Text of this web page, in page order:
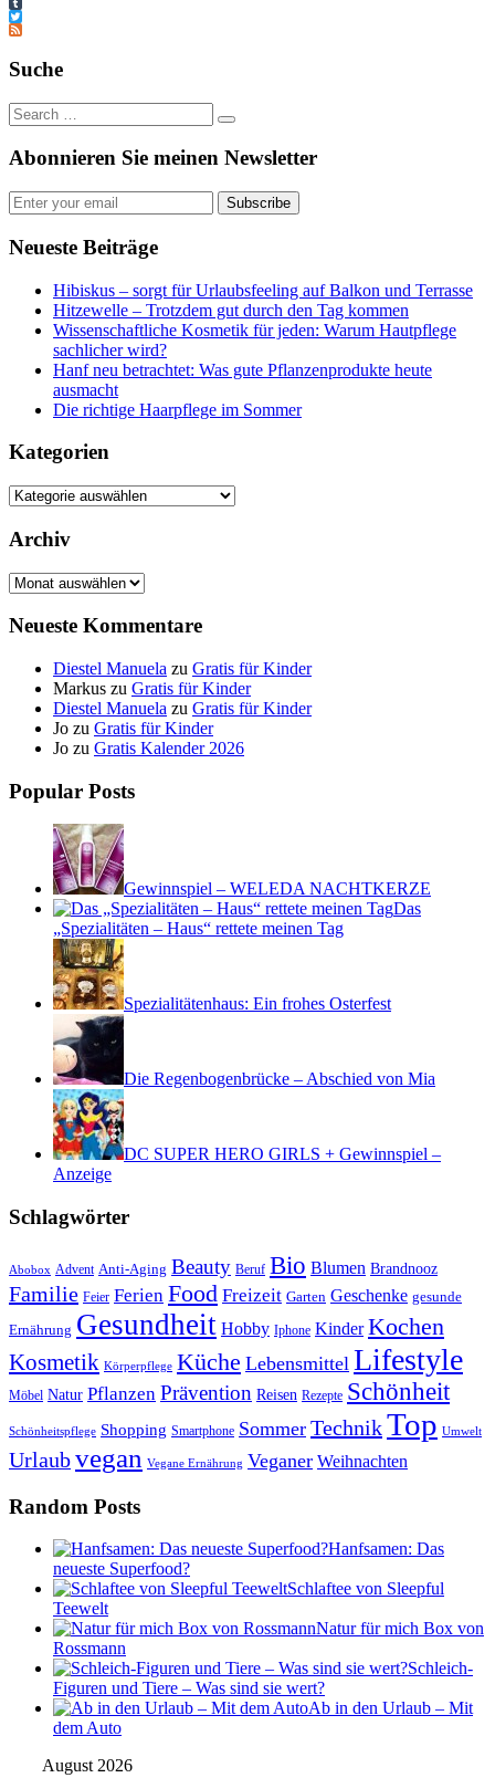
Tumblr
Twitter
Feed
Suche
Abonnieren Sie meinen Newsletter
Subscribe
Neueste Beiträge
Hibiskus – sorgt für Urlaubsfeeling auf Balkon und Terrasse
Hitzewelle – Trotzdem gut durch den Tag kommen
Wissenschaftliche Kosmetik für jeden: Warum Hautpflege
sachlicher wird?
Hanf neu betrachtet: Was gute Pflanzenprodukte heute
ausmacht
Die richtige Haarpflege im Sommer
Kategorien
Kategorien
Archiv
Archiv
Neueste Kommentare
Diestel Manuela zu Gratis für Kinder
Markus zu Gratis für Kinder
Diestel Manuela zu Gratis für Kinder
Jo zu Gratis für Kinder
Jo zu Gratis Kalender 2026
Popular Posts
Gewinnspiel – WELEDA NACHTKERZE
Das
„Spezialitäten – Haus“ rettete meinen Tag
Spezialitätenhaus: Ein frohes Osterfest
Die Regenbogenbrücke – Abschied von Mia
DC SUPER HERO GIRLS + Gewinnspiel –
Anzeige
Schlagwörter
Abobox Advent Anti-Aging Beauty Beruf Bio Blumen Brandnooz
Familie Feier Ferien Food Freizeit Garten Geschenke gesunde
Ernährung Gesundheit Hobby Iphone Kinder Kochen
Kosmetik Körperpflege Küche Lebensmittel Lifestyle
Möbel Natur Pflanzen Prävention Reisen Rezepte Schönheit
Schönheitspflege Shopping Smartphone Sommer TechnikTop Umwelt
Urlaubvegan Vegane Ernährung Veganer Weihnachten
Random Posts
Hanfsamen: Das
neueste Superfood?
Schlaftee von Sleepful
Teewelt
Natur für mich Box von
Rossmann
Schleich-
Figuren und Tiere – Was sind sie wert?
Ab in den Urlaub – Mit
dem Auto
August 2026